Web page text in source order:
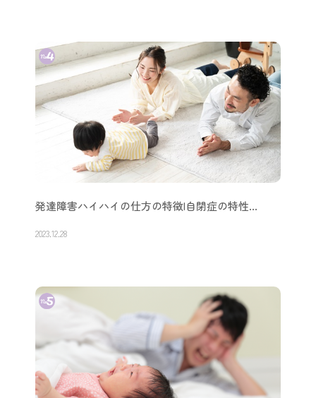
発達障害ハイハイの仕方の特徴|自閉症の特性…
2023.12.28